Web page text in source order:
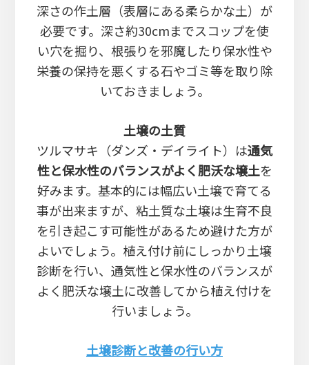
深さの作土層（表層にある柔らかな土）が
必要です。深さ約30cmまでスコップを使
い穴を掘り、根張りを邪魔したり保水性や
栄養の保持を悪くする石やゴミ等を取り除
いておきましょう。
土壌の土質
ツルマサキ（ダンズ・デイライト）は通気
性と保水性のバランスがよく肥沃な壌土を
好みます。基本的には幅広い土壌で育てる
事が出来ますが、粘土質な土壌は生育不良
を引き起こす可能性があるため避けた方が
よいでしょう。植え付け前にしっかり土壌
診断を行い、通気性と保水性のバランスが
よく肥沃な壌土に改善してから植え付けを
行いましょう。
土壌診断と改善の行い方